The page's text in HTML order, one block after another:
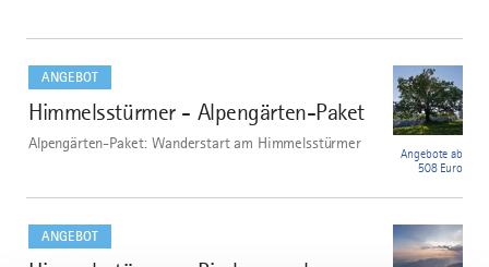
ANGEBOT
3
Himmelsstürmer - Alpengärten-Paket
Alpengärten-Paket: Wanderstart am Himmelsstürmer
Angebote ab
508 Euro
dazu
ANGEBOT
dazu